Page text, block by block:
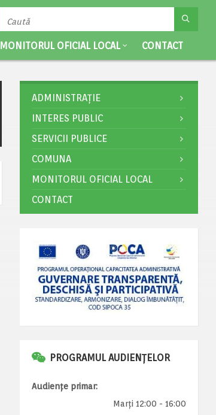
MONITORUL OFICIAL LOCAL CONTACT
ADMINISTRAȚIE
INTERES PUBLIC
SERVICII PUBLICE
COMUNA
MONITORUL OFICIAL LOCAL
CONTACT
PROGRAMUL AUDIENȚELOR
Audiențe primar:
Marți 12:00 - 16:00